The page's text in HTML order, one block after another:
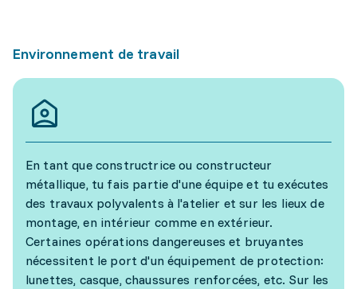
Environnement de travail
En tant que constructrice ou constructeur
métallique, tu fais partie d'une équipe et tu exécutes
des travaux polyvalents à l'atelier et sur les lieux de
montage, en intérieur comme en extérieur.
Certaines opérations dangereuses et bruyantes
nécessitent le port d'un équipement de protection:
lunettes, casque, chaussures renforcées, etc. Sur les